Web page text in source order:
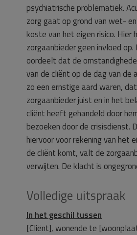
psychiatrische problematiek.
zorg gaat op grond van wet-
koste van het eigen risico. Hier
zorgaanbieder geen invloed op.
oordeelt dat de
van de cliënt op de dag van de
zo een ernstige aard waren,
zorgaanbieder juist en in het
cliënt heeft gehandeld door
bezoeken door de crisisdienst.
hiervoor voor rekening van het
de cliënt komt, valt de
verwijten. De klacht is
Volledige uitspraak
In het geschil tussen
[Cliënt], wonende te